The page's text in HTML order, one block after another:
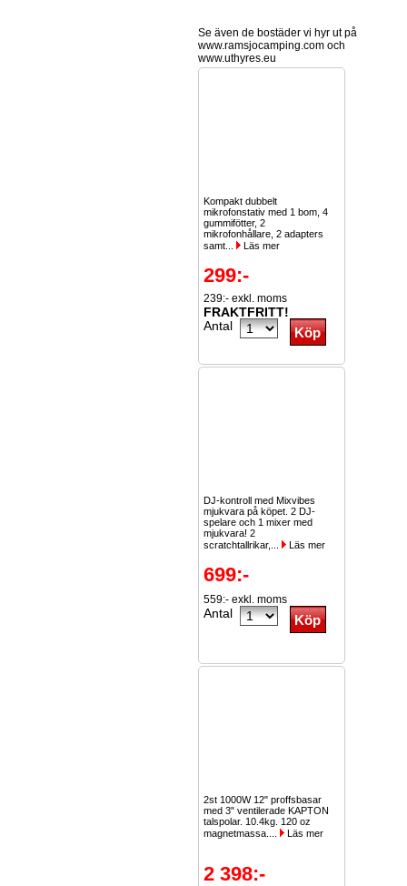
Se även de bostäder vi hyr ut på
www.ramsjocamping.com och
www.uthyres.eu
Kompakt dubbelt
mikrofonstativ med 1 bom, 4
gummifötter, 2
mikrofonhållare, 2 adapters
samt...
Läs mer
299:-
239:- exkl. moms
FRAKTFRITT!
Antal
DJ-kontroll med Mixvibes
mjukvara på köpet. 2 DJ-
spelare och 1 mixer med
mjukvara! 2
scratchtallrikar,...
Läs mer
699:-
559:- exkl. moms
Antal
2st 1000W 12" proffsbasar
med 3" ventilerade KAPTON
talspolar. 10.4kg. 120 oz
magnetmassa....
Läs mer
2 398:-